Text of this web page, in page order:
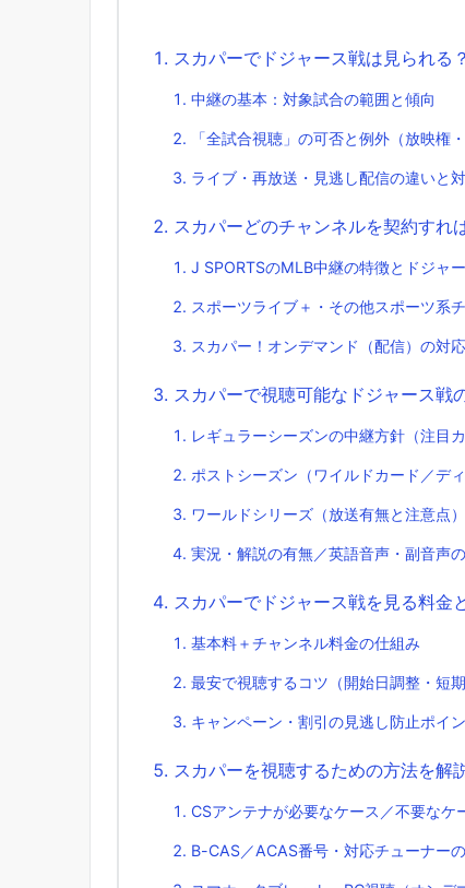
スカパーでドジャース戦は見られる
中継の基本：対象試合の範囲と傾向
「全試合視聴」の可否と例外（放映権
ライブ・再放送・見逃し配信の違いと
スカパーどのチャンネルを契約すれ
J SPORTSのMLB中継の特徴とドジャ
スポーツライブ＋・その他スポーツ系
スカパー！オンデマンド（配信）の対
スカパーで視聴可能なドジャース戦
レギュラーシーズンの中継方針（注目
ポストシーズン（ワイルドカード／デ
ワールドシリーズ（放送有無と注意点）
実況・解説の有無／英語音声・副音声
スカパーでドジャース戦を見る料金
基本料＋チャンネル料金の仕組み
最安で視聴するコツ（開始日調整・短期
キャンペーン・割引の見逃し防止ポイ
スカパーを視聴するための方法を解
CSアンテナが必要なケース／不要なケ
B-CAS／ACAS番号・対応チューナー